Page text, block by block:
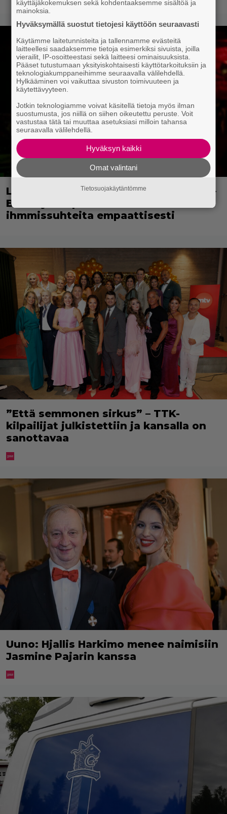
Lavakomiikkaa ja parisuhdedraamaa –
Bradley Cooper tarkkailee
ihmmissuhteita empaattisesti
”Että semmonen sirkus” – TTK-
kilpailijat julkistettiin ja kansalla on
sanottavaa
Uuno: Hjallis Harkimo menee naimisiin
Jasmine Pajarin kanssa
käyttäjäkokemuksen sekä kohdentaaksemme sisältöä ja
mainoksia.
Hyväksymällä suostut tietojesi käyttöön seuraavasti
Käytämme laitetunnisteita ja tallennamme evästeitä
laitteellesi saadaksemme tietoja esimerkiksi sivuista, joilla
vierailit, IP-osoitteestasi sekä laitteesi ominaisuuksista.
Pääset tutustumaan yksityiskohtaisesti käyttötarkoituksiin ja
teknologiakumppaneihimme seuraavalla välilehdellä.
Hylkääminen voi vaikuttaa sivuston toimivuuteen ja
käytettävyyteen.
Jotkin teknologiamme voivat käsitellä tietoja myös ilman
suostumusta, jos niillä on siihen oikeutettu peruste. Voit
vastustaa tätä tai muuttaa asetuksiasi milloin tahansa
seuraavalla välilehdellä.
Hyväksyn kaikki
Omat valintani
Tietosuojakäytäntömme